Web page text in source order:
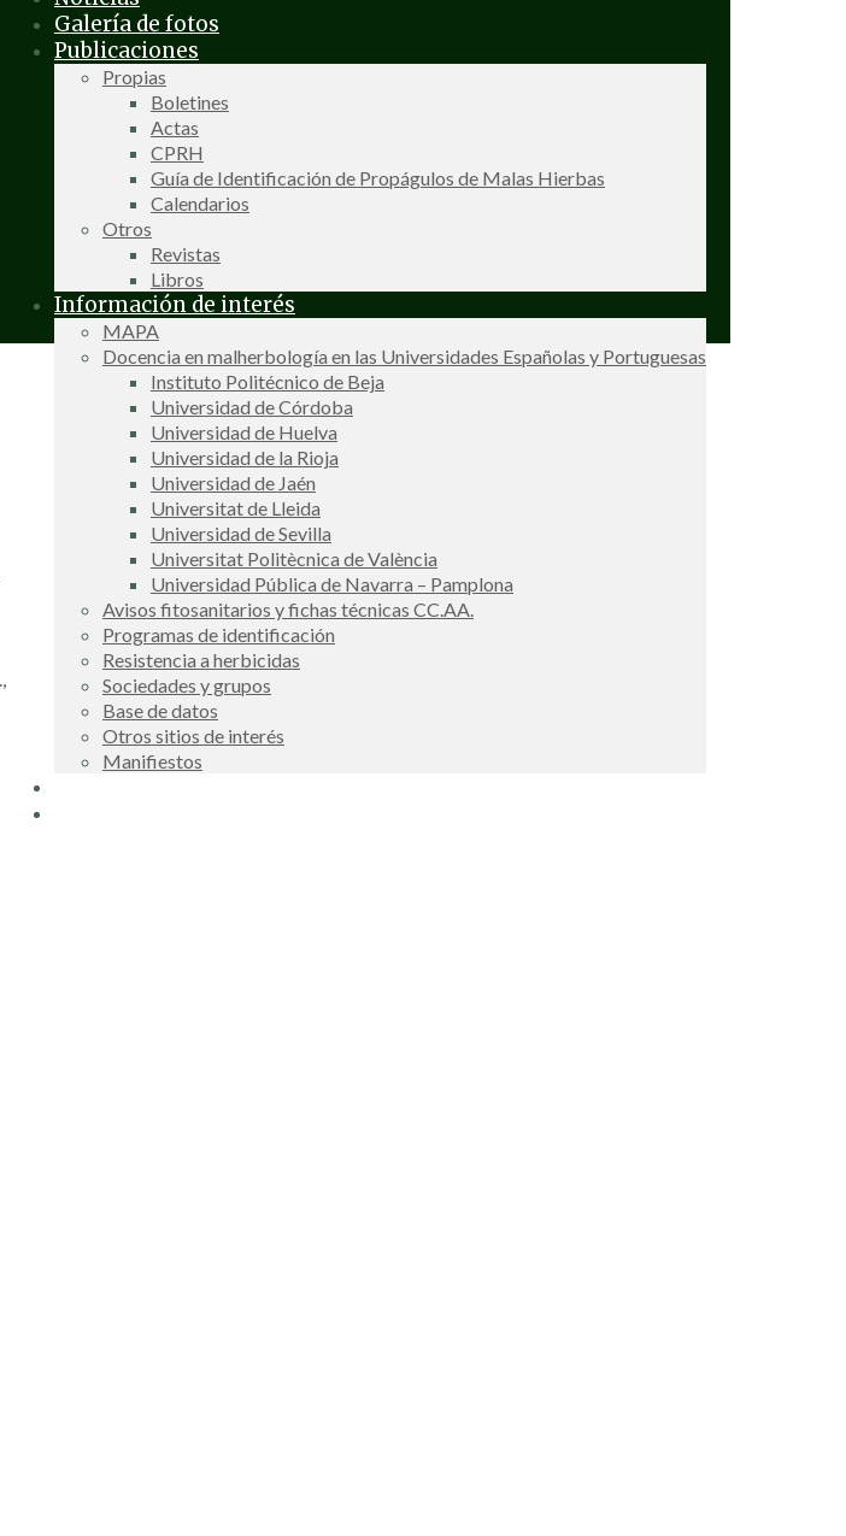
Galería de fotos
Publicaciones
Propias
Boletines
Actas
CPRH
Guía de Identificación de Propágulos de Malas Hierbas
Calendarios
Otros
Revistas
Libros
Información de interés
MAPA
Docencia en malherbología en las Universidades Españolas y Portuguesas
Instituto Politécnico de Beja
Universidad de Córdoba
Universidad de Huelva
Universidad de la Rioja
Universidad de Jaén
Universitat de Lleida
Universidad de Sevilla
Universitat Politècnica de València
Universidad Pública de Navarra – Pamplona
Avisos fitosanitarios y fichas técnicas CC.AA.
Programas de identificación
Resistencia a herbicidas
Sociedades y grupos
Base de datos
Otros sitios de interés
Manifiestos